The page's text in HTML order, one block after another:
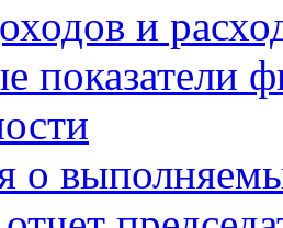
и
показатели
о